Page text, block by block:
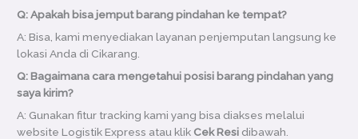
Q: Apakah bisa jemput barang pindahan ke tempat?
A: Bisa, kami menyediakan layanan penjemputan langsung ke
lokasi Anda di Cikarang.
Q: Bagaimana cara mengetahui posisi barang pindahan yang
saya kirim?
A: Gunakan fitur tracking kami yang bisa diakses melalui
website Logistik Express atau klik Cek Resi dibawah.